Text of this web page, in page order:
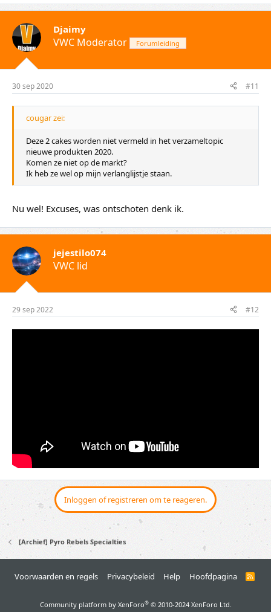
Djaimy
VWC Moderator Forumleiding
30 sep 2020 #11
cougar zei:
Deze 2 cakes worden niet vermeld in het verzameltopic
nieuwe produkten 2020.
Komen ze niet op de markt?
Ik heb ze wel op mijn verlanglijstje staan.
Nu wel! Excuses, was ontschoten denk ik.
jejestilo074
VWC lid
29 sep 2022 #12
Inloggen of registreren om te reageren.
[Archief] Pyro Rebels Specialties
Voorwaarden en regels Privacybeleid Help Hoofdpagina
R
Community platform by XenForo® © 2010-2024 XenForo Ltd.